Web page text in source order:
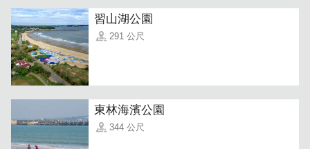
热情的老板娘喜爱与旅客分享汽水厂的点滴，来到烈屿乡除
了购买汽水，很适合在这充满历史乐趣的空间待上一阵子
呦！
習山湖公園
291 公尺
東林海濱公園
344 公尺